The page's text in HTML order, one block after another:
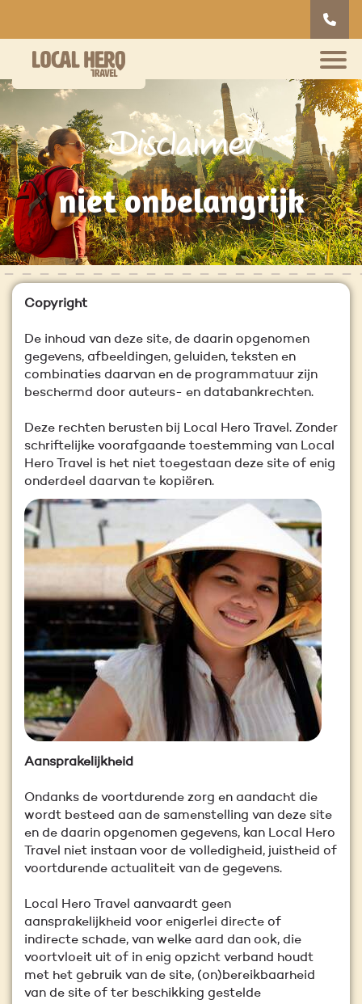
Disclaimer
niet onbelangrijk
Copyright
De inhoud van deze site, de daarin opgenomen
gegevens, afbeeldingen, geluiden, teksten en
combinaties daarvan en de programmatuur zijn
beschermd door auteurs- en databankrechten.
Deze rechten berusten bij Local Hero Travel. Zonder
schriftelijke voorafgaande toestemming van Local
Hero Travel is het niet toegestaan deze site of enig
onderdeel daarvan te kopiëren.
Aansprakelijkheid
Ondanks de voortdurende zorg en aandacht die
wordt besteed aan de samenstelling van deze site
en de daarin opgenomen gegevens, kan Local Hero
Travel niet instaan voor de volledigheid, juistheid of
voortdurende actualiteit van de gegevens.
Local Hero Travel aanvaardt geen
aansprakelijkheid voor enigerlei directe of
indirecte schade, van welke aard dan ook, die
voortvloeit uit of in enig opzicht verband houdt
met het gebruik van de site, (on)bereikbaarheid
van de site of ter beschikking gestelde